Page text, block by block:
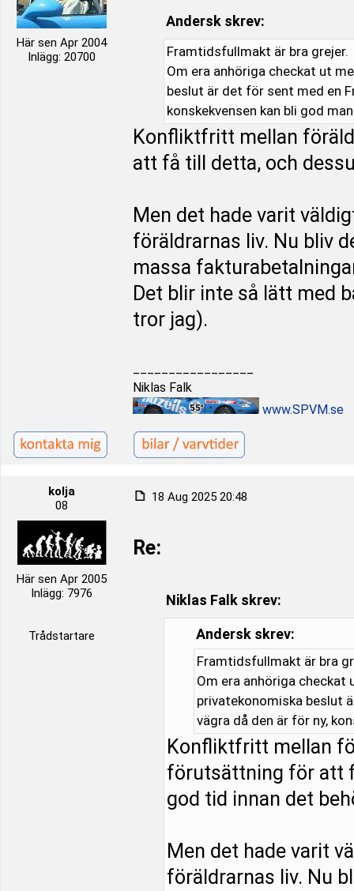
Här sen Apr 2004
Inlägg: 20700
Andersk skrev:
Framtidsfullmakt är bra grejer.
Om era anhöriga checkat ut
beslut är det för sent med en
konskekvensen kan bli god
Konfliktfritt mellan
att få till detta, och
Men det hade varit
föräldrarnas liv. Nu bliv
massa
Det blir inte så lätt med
tror jag).
Niklas Falk
www.SPVM.se
kolja
08
Här sen Apr 2005
Inlägg: 7976
Trådstartare
18 Aug 2025 20:48
Re:
Niklas Falk skrev:
Andersk skrev:
Framtidsfullmakt är bra
Om era anhöriga
privatekonomiska beslut
vägra då den är för ny,
Konfliktfritt mellan
förutsättning för att
god tid innan det
Men det hade varit
föräldrarnas liv. Nu